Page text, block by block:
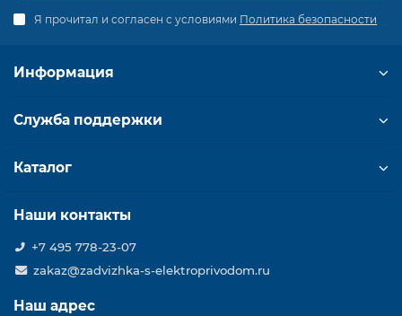
Я прочитал и согласен с условиями Политика безопасности
Информация
Служба поддержки
Каталог
Наши контакты
+7 495 778-23-07
zakaz@zadvizhka-s-elektroprivodom.ru
Наш адрес